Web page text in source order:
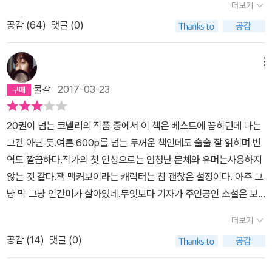
레사 로프턴의 살인 사건을 수사하고 있었다는 것을 알고 있었다. 동
료인 경찰 웩슬러와 세인트루이스는 션이 '공간을 넘고, 시간을 넘
어'라는 유서를 남겼다는 것과 전화로 정보를 제공하겠다는 사람을
만나러 갔었다는 것 외에는 자세한 얘기를 하지 않으려 했다. 잭은
형에 대한 얘기를 쓰기로 마음을 정했다. 잭이 그롤론 경감을 통해 본
자료에 의하면 션은 공원 경비원에 의해 최초로 발견되었는데, 경비
원은 총소리가 나고 자신이 차량이 보이는 곳으로 나갈 때까지 시간
이 5초를 넘지 않았기 때문에 누군가가 자신의 눈에 띄지 않고 숨는
것은 불가능하다고 믿고 있었다. 잭은 형이 수사에 매달렸던 테레사
로프턴의 사건을 자세히 알아보고 싶다는 생각이 들었다. 로프턴은
대학 1학년생이었는데 학교 기숙사에 있으면서 놀이방에서 시간제
아르바이트를 하고 있었다. 그런데 크리스마스 휴가 전의 수업 마지
막 날 납치당한 것으로 추정되었으며 그 후 워싱턴 공원에서 반 토막
난 시체로 발견되었었다. 보고서에는 피살자의 것이 아닌 체모 여러
더보기
공감 (64) 댓글 (0)
물감2017-03-23
20권이 넘는 코넬리의 작품 중에서 이 책은 베스트에 꼽히던데 나는
그건 아닌 듯.여튼 600p를 넘는 두꺼운 책인데도 술술 잘 읽히며 번
역도 깔끔하다.작가의 첫 인상으로는 엄청난 문체와 유머는사용하지
않는 것 같다.잭 맥커보이라는 캐릭터는 참 괜찮은 설정이다. 아주 그
냥 막 그냥 인간미가 살아있네.무엇보다 기자가 주인공인 소설은 보
의 수사방식과 다를 수밖에 없는 기자라서 그 직업에 맞게 언론을 휘
어 잡고, 쥐락 펴락 하는 진행방식이 새로웠다.또한 FBI 관련된 소설
더보기
공감 (14) 댓글 (0)